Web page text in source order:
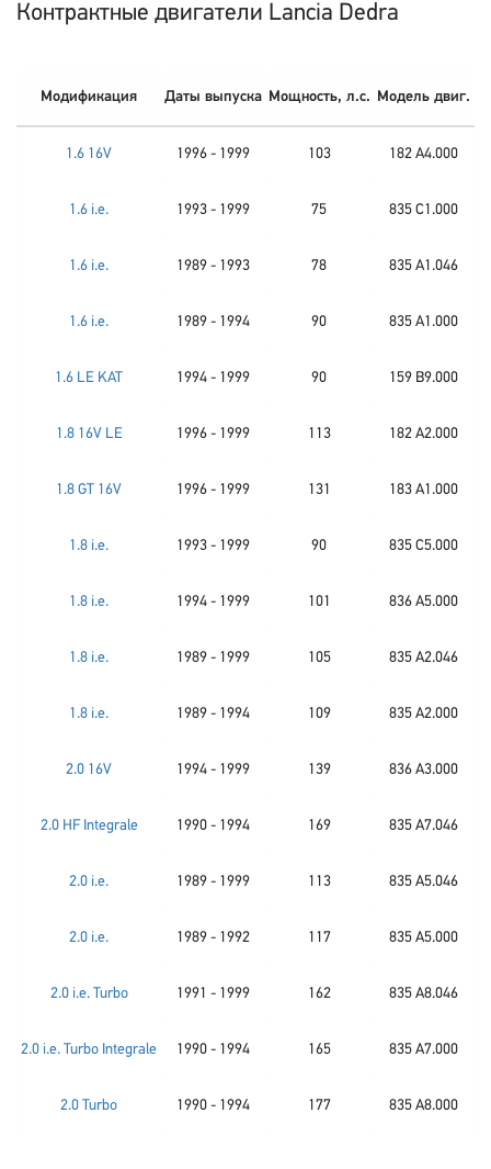
Контрактные двигатели Lancia Dedra
Модификация Даты выпуска Мощность, л.с. Модель двиг.
1.6 16V 1996 - 1999 103 182 A4.000
1.6 i.e. 1993 - 1999 75 835 C1.000
1.6 i.e. 1989 - 1993 78 835 A1.046
1.6 i.e. 1989 - 1994 90 835 A1.000
1.6 LE KAT 1994 - 1999 90 159 B9.000
1.8 16V LE 1996 - 1999 113 182 A2.000
1.8 GT 16V 1996 - 1999 131 183 A1.000
1.8 i.e. 1993 - 1999 90 835 C5.000
1.8 i.e. 1994 - 1999 101 836 A5.000
1.8 i.e. 1989 - 1999 105 835 A2.046
1.8 i.e. 1989 - 1994 109 835 A2.000
2.0 16V 1994 - 1999 139 836 A3.000
2.0 HF Integrale 1990 - 1994 169 835 A7.046
2.0 i.e. 1989 - 1999 113 835 A5.046
2.0 i.e. 1989 - 1992 117 835 A5.000
2.0 i.e. Turbo 1991 - 1999 162 835 A8.046
2.0 i.e. Turbo Integrale 1990 - 1994 165 835 A7.000
2.0 Turbo 1990 - 1994 177 835 A8.000